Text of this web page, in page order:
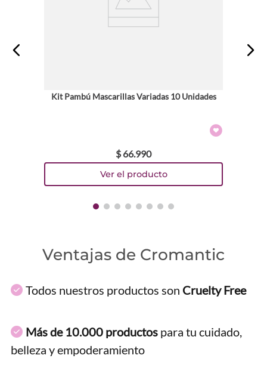
Kit Pambú Mascarillas Variadas 10 Unidades
$ 66.990
Ventajas de Cromantic
Todos nuestros productos son Cruelty Free
Más de 10.000 productos para tu cuidado,
belleza y empoderamiento